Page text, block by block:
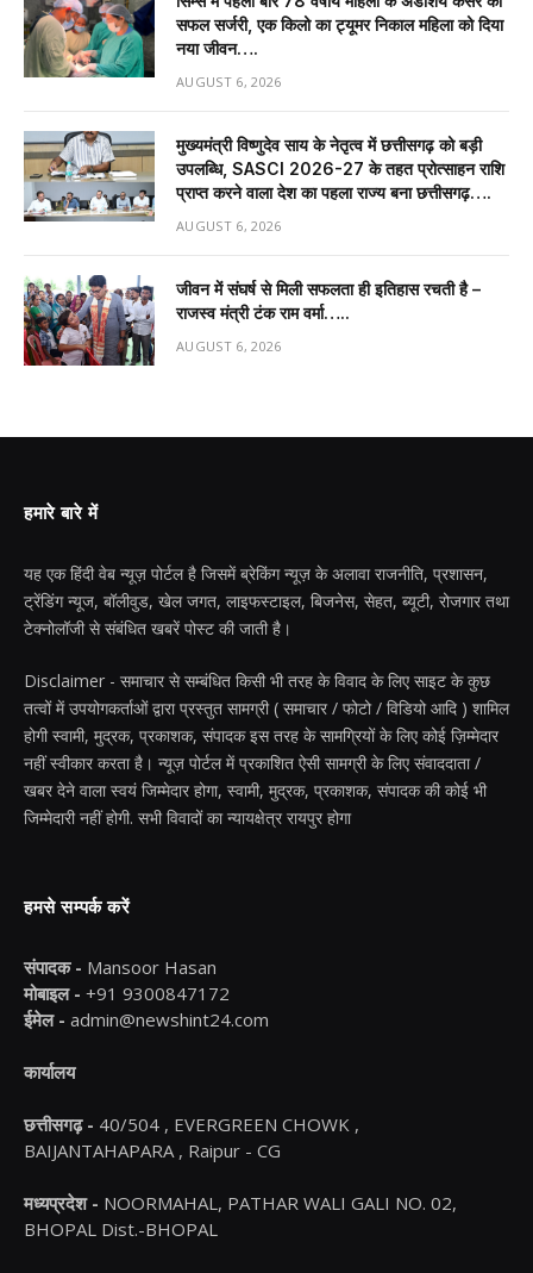
सफल सर्जरी, एक किलो का ट्यूमर निकाल महिला को दिया
नया जीवन….
AUGUST 6, 2026
मुख्यमंत्री विष्णुदेव साय के नेतृत्व में छत्तीसगढ़ को बड़ी
उपलब्धि, SASCI 2026-27 के तहत प्रोत्साहन राशि
प्राप्त करने वाला देश का पहला राज्य बना छत्तीसगढ़….
AUGUST 6, 2026
जीवन में संघर्ष से मिली सफलता ही इतिहास रचती है –
राजस्व मंत्री टंक राम वर्मा…..
AUGUST 6, 2026
हमारे बारे में
यह एक हिंदी वेब न्यूज़ पोर्टल है जिसमें ब्रेकिंग न्यूज़ के अलावा राजनीति, प्रशासन,
ट्रेंडिंग न्यूज, बॉलीवुड, खेल जगत, लाइफस्टाइल, बिजनेस, सेहत, ब्यूटी, रोजगार तथा
टेक्नोलॉजी से संबंधित खबरें पोस्ट की जाती है।
Disclaimer - समाचार से सम्बंधित किसी भी तरह के विवाद के लिए साइट के कुछ
तत्वों में उपयोगकर्ताओं द्वारा प्रस्तुत सामग्री ( समाचार / फोटो / विडियो आदि ) शामिल
होगी स्वामी, मुद्रक, प्रकाशक, संपादक इस तरह के सामग्रियों के लिए कोई ज़िम्मेदार
नहीं स्वीकार करता है। न्यूज़ पोर्टल में प्रकाशित ऐसी सामग्री के लिए संवाददाता /
खबर देने वाला स्वयं जिम्मेदार होगा, स्वामी, मुद्रक, प्रकाशक, संपादक की कोई भी
जिम्मेदारी नहीं होगी. सभी विवादों का न्यायक्षेत्र रायपुर होगा
हमसे सम्पर्क करें
संपादक - Mansoor Hasan
मोबाइल - +91 9300847172
ईमेल - admin@newshint24.com
कार्यालय
छत्तीसगढ़ - 40/504 , EVERGREEN CHOWK ,
BAIJANTAHAPARA , Raipur - CG
मध्यप्रदेश - NOORMAHAL, PATHAR WALI GALI NO. 02,
BHOPAL Dist.-BHOPAL